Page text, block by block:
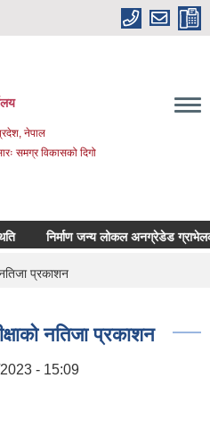
प्रदेश, नेपाल
समग्र विकासको दिगो
निर्माण जन्य लोकल अनग्रेडेड ग्राभेलको
प्रकाशन
नतिजा प्रकाशन
- 15:09